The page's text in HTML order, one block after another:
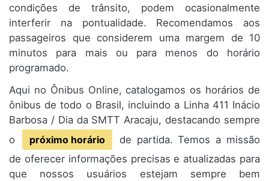
condições de trânsito, podem ocasionalmente
interferir na pontualidade. Recomendamos aos
passageiros que considerem uma margem de 10
minutos para mais ou para menos do horário
programado.
Aqui no Ônibus Online, catalogamos os horários de
ônibus de todo o Brasil, incluindo a Linha 411 Inácio
Barbosa / Dia da SMTT Aracaju, destacando sempre
o
próximo horário
de partida. Temos a missão
de oferecer informações precisas e atualizadas para
que nossos usuários estejam sempre bem